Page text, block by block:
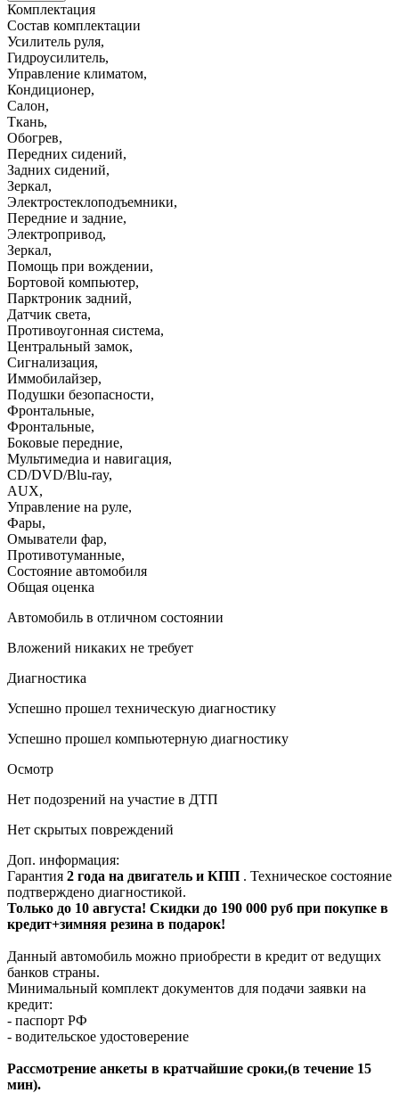
Комплектация
Состав комплектации
Усилитель руля,
Гидроусилитель,
Управление климатом,
Кондиционер,
Салон,
Ткань,
Обогрев,
Передних сидений,
Задних сидений,
Зеркал,
Электростеклоподъемники,
Передние и задние,
Электропривод,
Зеркал,
Помощь при вождении,
Бортовой компьютер,
Парктроник задний,
Датчик света,
Противоугонная система,
Центральный замок,
Сигнализация,
Иммобилайзер,
Подушки безопасности,
Фронтальные,
Фронтальные,
Боковые передние,
Мультимедиа и навигация,
CD/DVD/Blu-ray,
AUX,
Управление на руле,
Фары,
Омыватели фар,
Противотуманные,
Состояние автомобиля
Общая оценка
Автомобиль в отличном состоянии
Вложений никаких не требует
Диагностика
Успешно прошел техническую диагностику
Успешно прошел компьютерную диагностику
Осмотр
Нет подозрений на участие в ДТП
Нет скрытых повреждений
Доп. информация:
Гарантия 2 года на двигатель и КПП . Техническое состояние
подтверждено диагностикой.
Только до 10 августа! Скидки до 190 000 руб при покупке в
кредит+зимняя резина в подарок!
Данный автомобиль можно приобрести в кредит от ведущих
банков страны.
Минимальный комплект документов для подачи заявки на
кредит:
- паспорт РФ
- водительское удостоверение
Рассмотрение анкеты в кратчайшие сроки,(в течение 15
мин).